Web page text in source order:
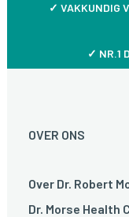
✓ VAKKUNDIG
✓ NR.1
OVER ONS
Over Dr. Robert
Dr. Morse Health